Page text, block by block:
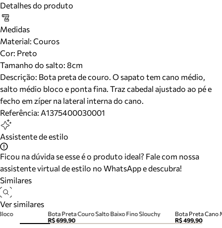
Detalhes do produto
Medidas
Material: Couros
Cor: Preto
Tamanho do salto: 8cm
Descrição: Bota preta de couro. O sapato tem cano médio,
salto médio bloco e ponta fina. Traz cabedal ajustado ao pé e
fecho em zíper na lateral interna do cano.
Referência: A1375400030001
Assistente de estilo
Ficou na dúvida se esse é o produto ideal? Fale com nossa
assistente virtual de estilo no WhatsApp e descubra!
Similares
Ver similares
Bota Preta Couro Salto Baixo Fino Slouchy
R$ 699,90
Bota Preta Cano
R$ 499,90